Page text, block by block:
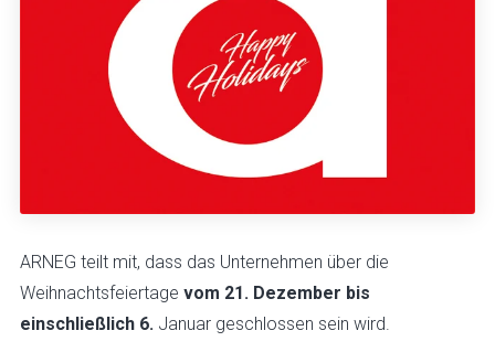
ARNEG teilt mit, dass das Unternehmen über die
Weihnachtsfeiertage vom 21. Dezember bis
einschließlich 6. Januar geschlossen sein wird.